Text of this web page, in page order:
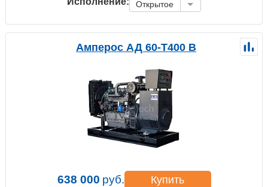
Открытое
Амперос АД 60-Т400 B
638 000 руб. Купить